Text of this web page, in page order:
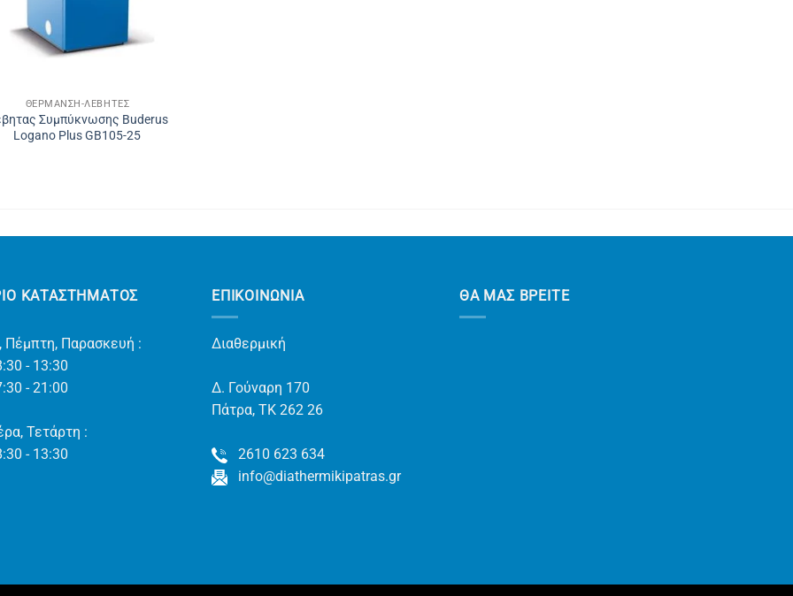
ΘΈΡΜΑΝΣΗ-ΛΈΒΗΤΕΣ
Συμπύκνωσης Buderus
Logano Plus GB105-25
ΚΑΤΑΣΤΗΜΑΤΟΣ
Πέμπτη, Παρασκευή :
- 13:30
- 21:00
Τετάρτη :
- 13:30
ΕΠΙΚΟΙΝΩΝΊΑ
Διαθερμική
Δ. Γούναρη 170
Πάτρα, TK 262 26
2610 623 634
info@diathermikipatras.gr
ΘΑ ΜΑΣ ΒΡΕΙΤΕ